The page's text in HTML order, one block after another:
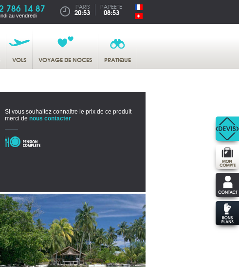
786 14 87
au vendredi
PARIS
20:53
PAPEETE
08:53
VOLS VOYAGE DE NOCES PRATIQUE
Si vous souhaitez connaitre le prix de ce produit
merci de nous contacter